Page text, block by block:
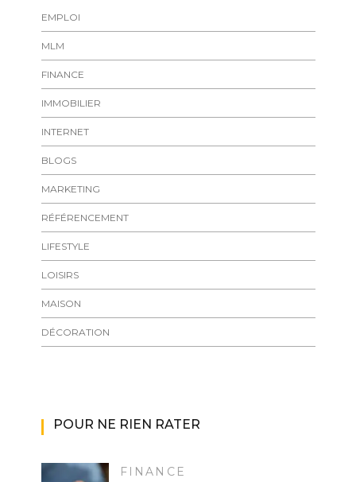
EMPLOI
MLM
FINANCE
IMMOBILIER
INTERNET
BLOGS
MARKETING
RÉFÉRENCEMENT
LIFESTYLE
LOISIRS
MAISON
DÉCORATION
POUR NE RIEN RATER
FINANCE